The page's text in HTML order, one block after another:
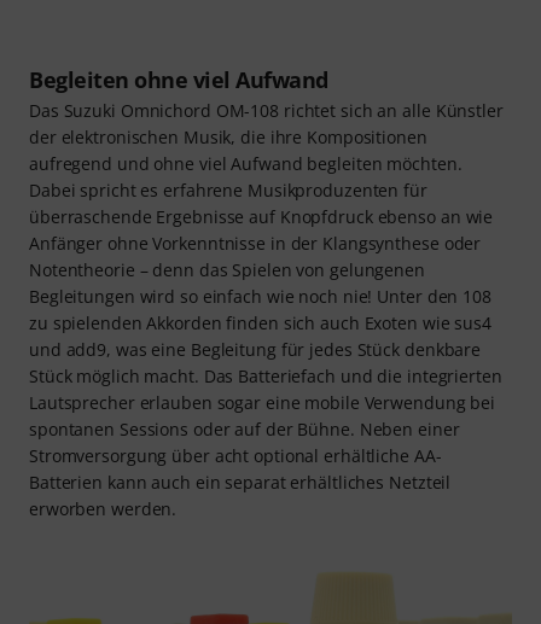
Begleiten ohne viel Aufwand
Das Suzuki Omnichord OM-108 richtet sich an alle Künstler
der elektronischen Musik, die ihre Kompositionen
aufregend und ohne viel Aufwand begleiten möchten.
Dabei spricht es erfahrene Musikproduzenten für
überraschende Ergebnisse auf Knopfdruck ebenso an wie
Anfänger ohne Vorkenntnisse in der Klangsynthese oder
Notentheorie – denn das Spielen von gelungenen
Begleitungen wird so einfach wie noch nie! Unter den 108
zu spielenden Akkorden finden sich auch Exoten wie sus4
und add9, was eine Begleitung für jedes Stück denkbare
Stück möglich macht. Das Batteriefach und die integrierten
Lautsprecher erlauben sogar eine mobile Verwendung bei
spontanen Sessions oder auf der Bühne. Neben einer
Stromversorgung über acht optional erhältliche AA-
Batterien kann auch ein separat erhältliches Netzteil
erworben werden.